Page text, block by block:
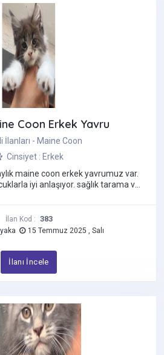
Coon Erkek Yavru
İlanları - Maine Coon
Cinsiyet : Erkek
maine coon erkek yavrumuz var.
iyi anlaşıyor. sağlık tarama ve
İlan Kod : 383
15 Temmuz 2025 , Salı
İlanı İncele